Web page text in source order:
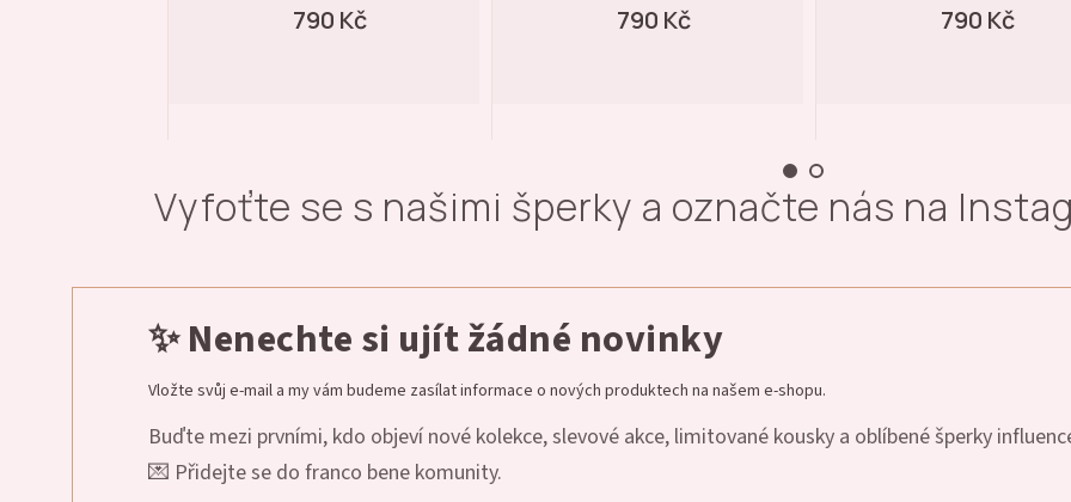
790 Kč 790 Kč 490 Kč
Vyfoťte se s našimi šperky a označte nás na
✨ Nenechte si ujít žádné novinky
Vložte svůj e-mail a my vám budeme zasílat informace o nových produktech na našem e-shopu.
Buďte mezi prvními, kdo objeví nové kolekce, slevové akce, limitované kousky a oblíbené šperky
💌 Přidejte se do franco bene komunity.